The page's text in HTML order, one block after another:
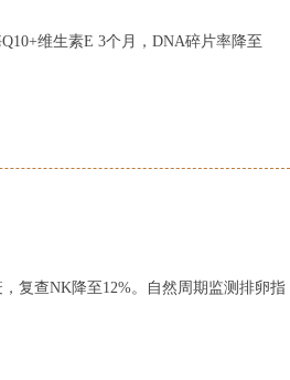
维生素E 3个月，DNA碎片率降至
复查NK降至12%。自然周期监测排卵指